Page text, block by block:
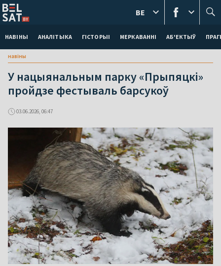
НАВІНЫ АНАЛІТЫКА ГІСТОРЫІ МЕРКАВАННI АБ'ЕКТЫЎ
BE
навіны
У нацыянальным парку «Прыпяцкі»
пройдзе фестываль барсукоў
03.06.2026, 06:47